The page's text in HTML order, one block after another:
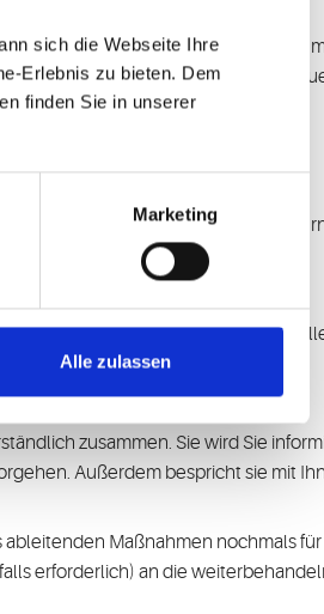
sich die Webseite Ihre
Erlebnis zu bieten. Dem
finden Sie in unserer
Marketing
Alle zulassen
wird er sich bis auf wenige
Sie entweder vor Ort oder
Bedürfnisse kennen zu
zwei Tage späterstattfinden, damit
Ort.
zusammen. Sie wird Sie
Außerdem bespricht sie mit
Maßnahmen nochmals für
erforderlich) an die